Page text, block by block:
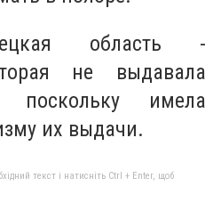
область -
не выдавала
имела
их выдачи.
текст і натисніть Ctrl + Enter, щоб